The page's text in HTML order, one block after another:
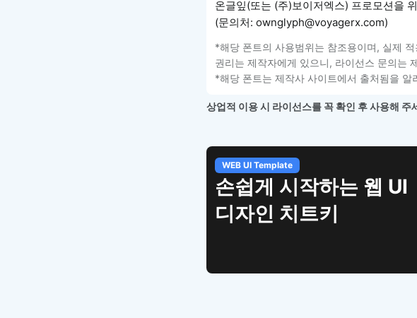
온글잎(또는 (주)보이저엑스) 프로모션을
(문의처: ownglyph@voyagerx.com)
*해당 폰트의 사용범위는 참조용이며, 실제
권리는 제작자에게 있으니, 라이선스 문의는
*해당 폰트는 제작사 사이트에서 출처됨을 알
상업적 이용 시 라이선스를 꼭 확인 후 사용해 주
WEB UI Template
손쉽게 시작하는 웹 UI
디자인 치트키